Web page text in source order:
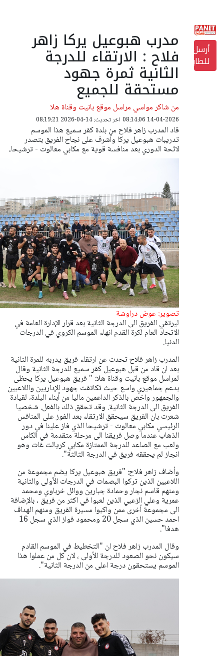
أرسل
للطابعة
مدرب هبوعيل يركا زاهر
فلاح : الارتقاء للدرجة
الثانية ثمرة جهود
مستحقة للجميع
من شاكر مواسي مراسل موقع بانيت وقناة هلا
14-04-2026 08:14:06 اخر تحديث: 14-04-2026 08:19:21
قاد المدرب زاهر فلاح من بلدة كفر سميع هذا الموسم
تدريبات هبوعيل يركا وأشرف على نجاح الفريق بتصدر
لائحة الدوري بعد منافسة قوية مع مكابي معالوت - ترشيحا،
تصوير: عوض دراوشة
ليرتقي الفريق الى الدرجة الثانية بعد قرار الإدارة العامة في
الاتحاد العام لكرة القدم انهاء الموسم الكروي في الدرجات
الدنيا.
المدرب زاهر فلاح تحدث عن ارتقاء فريق يدربه للمرة الثانية
بعد ان قاد من قبل هبوعيل كفر سميع للدرجة الثانية وقال
لمراسل موقع بانيت وقناة هلا: " فريق هبوعيل يركا يحظى
بدعم جماهيري واسع حيث تكاتفت جهود الإداريين واللاعبين
والجمهور واخص بالذكر الداعمين ماليا من أبناء البلدة، لقيادة
الفريق الى الدرجة الثانية. وقد تحقق ذلك بالفعل. شخصيا
شعرت بان الفريق سيحقق الارتقاء بعد الفوز على المنافس
الرئيسي مكابي معالوت - ترشيحا الذي فاز علينا في دور
الذهاب عندما وصل فريقنا الى مرحلة متقدمة في الكاس
ولعب مع الصاعد للدرجة الممتازة مكابي كريالت غات وهو
انجاز لم يحققه فريق في الدرجة الثالثة".
وأضاف زاهر فلاح: "فريق هبوعيل يركا يضم مجموعة من
اللاعبين الذين تركوا البصمات في الدرجات الأولى والثانية
ومنهم قاسم نجار وحمادة جبارين ووائل خرباوي ومحمد
عمرية وعلي الزعبي الذين لعبوا في اكثر من فريق ، بالإضافة
الى مجموعة أخرى ممن واكبوا مسيرة الفريق ومنهم الهداف
احمد حسين الذي سجل 20 ومحمود فواز الذي سجل 16
هدفا".
وقال المدرب زاهر فلاح ان "التخطيط في الموسم القادم
سيكون نحو الصعود للدرجة الأولى ، لان كل من عملوا هذا
الموسم يستحقون درجة اعلى من الدرجة الثانية".